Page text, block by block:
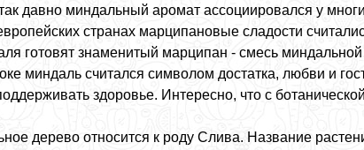
давно миндальный аромат ассоциировался у
странах марципановые сладости
готовят знаменитый марципан - смесь
миндаль считался символом достатка, любви и
здоровье. Интересно, что с
дерево относится к роду Слива. Название